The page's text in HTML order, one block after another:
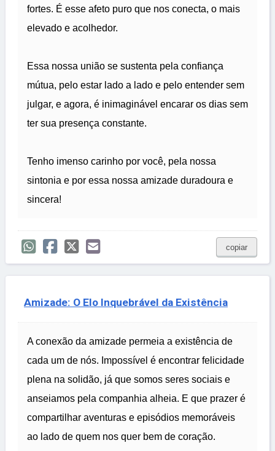
fortes. É esse afeto puro que nos conecta, o mais
elevado e acolhedor.
Essa nossa união se sustenta pela confiança
mútua, pelo estar lado a lado e pelo entender sem
julgar, e agora, é inimaginável encarar os dias sem
ter sua presença constante.
Tenho imenso carinho por você, pela nossa
sintonia e por essa nossa amizade duradoura e
sincera!
copiar
Amizade: O Elo Inquebrável da Existência
A conexão da amizade permeia a existência de
cada um de nós. Impossível é encontrar felicidade
plena na solidão, já que somos seres sociais e
anseiamos pela companhia alheia. E que prazer é
compartilhar aventuras e episódios memoráveis
ao lado de quem nos quer bem de coração.